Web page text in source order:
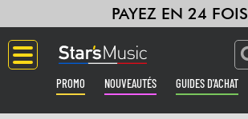
PAYEZ EN 24 FOIS
PROMO NOUVEAUTÉS GUIDES D'ACHAT